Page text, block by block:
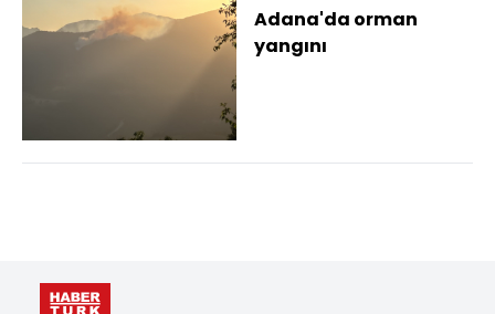
Adana'da orman
yangını